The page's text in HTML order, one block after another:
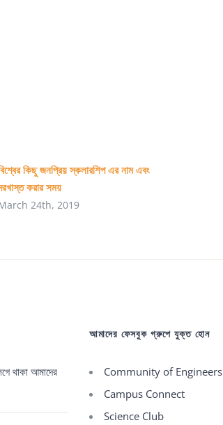
Mam
❤)
কিছু জনপ্রিয় স্কলারশিপ এর নাম এবং
করার সময়
24th, 2019
থাকা আমাদের
আমাদের ফেসবুক গ্রুপে যুক্ত হোন
Community of Engineers
Campus Connect
Science Club